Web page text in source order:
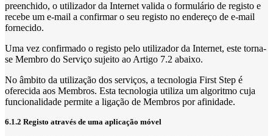
preenchido, o utilizador da Internet valida o formulário de registo e
recebe um e-mail a confirmar o seu registo no endereço de e-mail
fornecido.
Uma vez confirmado o registo pelo utilizador da Internet, este torna-
se Membro do Serviço sujeito ao Artigo 7.2 abaixo.
No âmbito da utilização dos serviços, a tecnologia First Step é
oferecida aos Membros. Esta tecnologia utiliza um algoritmo cuja
funcionalidade permite a ligação de Membros por afinidade.
6.1.2 Registo através de uma aplicação móvel